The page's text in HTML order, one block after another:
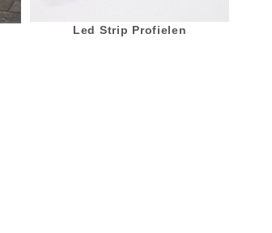
Led Strip Profielen